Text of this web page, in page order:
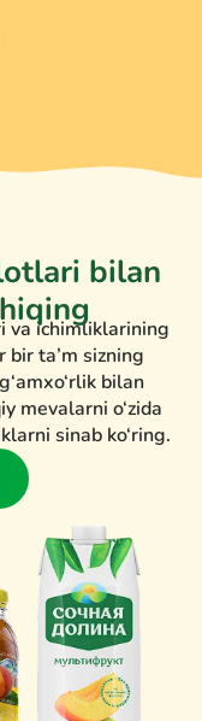
bilan
va ichimliklarining
ta’m sizning
bilan
mevalarni o‘zida
sinab ko‘ring.